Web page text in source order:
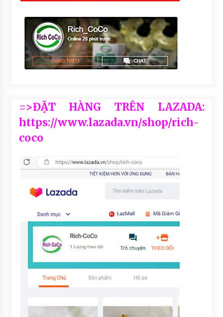
=>ĐẶT HÀNG TRÊN LAZADA:
https://www.lazada.vn/shop/rich-
coco